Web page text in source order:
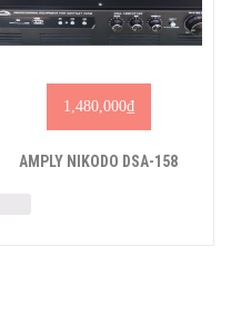
1,480,000₫
AMPLY NIKODO DSA-158